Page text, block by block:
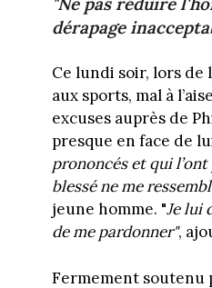
dérapage
Ce lundi soir, lors de
aux sports, mal à
excuses auprès de
presque en face de
prononcés et qui
blessé ne me
jeune homme. "Je lui
de me pardonner",
Fermement soutenu